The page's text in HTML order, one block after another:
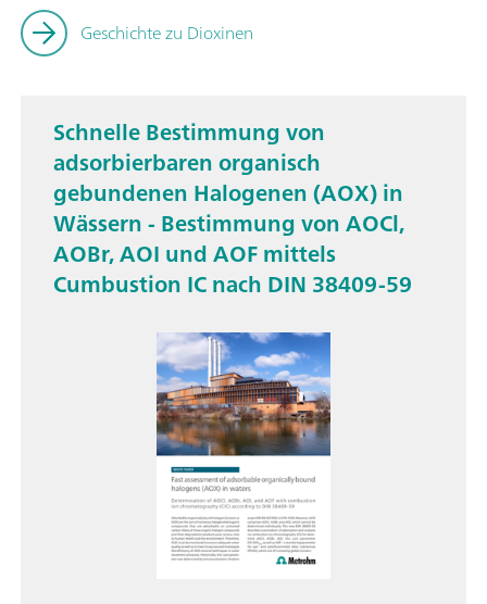
Geschichte zu Dioxinen
Schnelle Bestimmung von
adsorbierbaren organisch
gebundenen Halogenen (AOX) in
Wässern - Bestimmung von AOCl,
AOBr, AOI und AOF mittels
Cumbustion IC nach DIN 38409-59